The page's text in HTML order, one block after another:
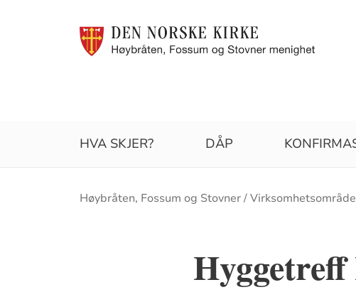
HVA SKJER? DÅP
Brødsmulesti
Høybråten, Fossum og Stovner